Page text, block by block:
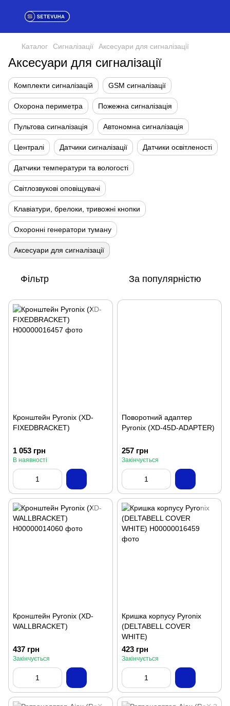
Каталог Сигналізації Аксесуари для сигналізації
Аксесуари для сигналізації
Комплекти сигналізацій GSM сигналізації
Охорона периметра Пожежна сигналізація
Пультова сигналізація Автономна сигналізація
Централі Датчики сигналізації Датчики освітленості
Датчики температури та вологості
Світлозвукові оповіщувачі
Клавіатури, брелоки, тривожні кнопки
Охоронні генератори туману
Аксесуари для сигналізації
Фільтр За популярністю
Кронштейн Pyronix (XD-
FIXEDBRACKET)
1 053 грн
В наявності
Поворотний адаптер
Pyronix (XD-45D-ADAPTER)
257 грн
Закінчується
Кронштейн Pyronix (XD-
WALLBRACKET)
437 грн
Закінчується
Кришка корпусу Pyronix
(DELTABELL COVER
WHITE)
423 грн
Закінчується